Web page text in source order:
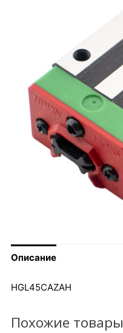
Описание
HGL45CAZAH
Похожие товары